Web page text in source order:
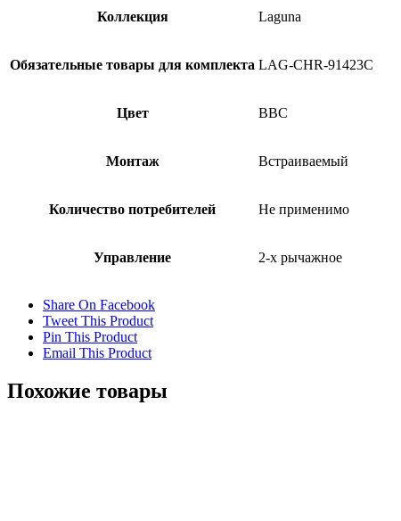
Коллекция Laguna
Обязательные товары для комплекта LAG-CHR-91423C
Цвет BBC
Монтаж Встраиваемый
Количество потребителей Не применимо
Управление 2-х рычажное
Share On Facebook
Tweet This Product
Pin This Product
Email This Product
Похожие товары